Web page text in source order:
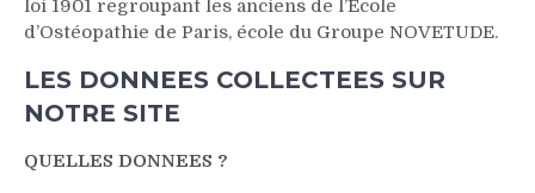
loi 1901 regroupant les anciens de l’Ecole
d’Ostéopathie de Paris, école du Groupe NOVETUDE.
LES DONNEES COLLECTEES SUR
NOTRE SITE
QUELLES DONNEES ?